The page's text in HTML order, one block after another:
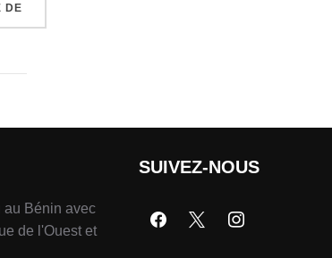
DE
au Bénin avec
de l'Ouest et
SUIVEZ-NOUS